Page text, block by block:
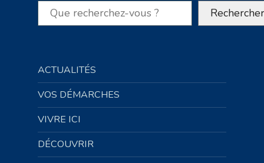
Rechercher Rechercher
ACTUALITÉS
VOS DÉMARCHES
VIVRE ICI
DÉCOUVRIR